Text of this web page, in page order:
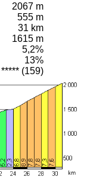
2067 m
555 m
31 km
1615 m
5,2%
13%
***** (159)